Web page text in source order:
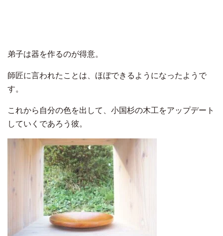
弟子は器を作るのが得意。
師匠に言われたことは、ほぼできるようになったようで
す。
これから自分の色を出して、小国杉の木工をアップデート
していくであろう彼。